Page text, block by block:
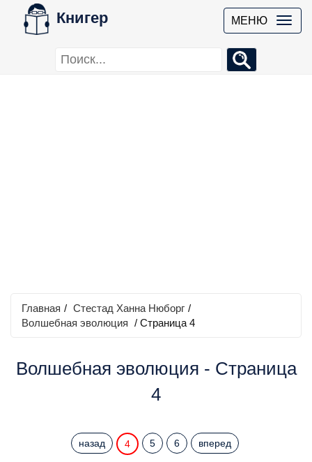
Книгер МЕНЮ
Главная / Стестад Ханна Нюборг /
Волшебная эволюция / Страница 4
Волшебная эволюция - Страница
4
назад 4 5 6 вперед